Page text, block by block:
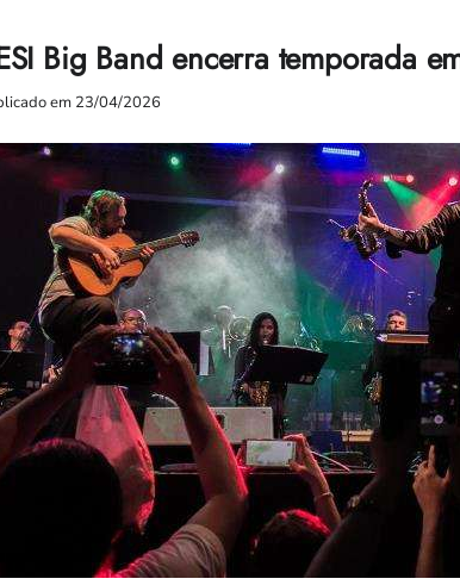
Big Band encerra temporada
em 23/04/2026